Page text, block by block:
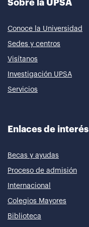
Sobre la UPSA
Conoce la Universidad
Sedes y centros
Visítanos
Investigación UPSA
Servicios
Enlaces de interés
Becas y ayudas
Proceso de admisión
Internacional
Colegios Mayores
Biblioteca